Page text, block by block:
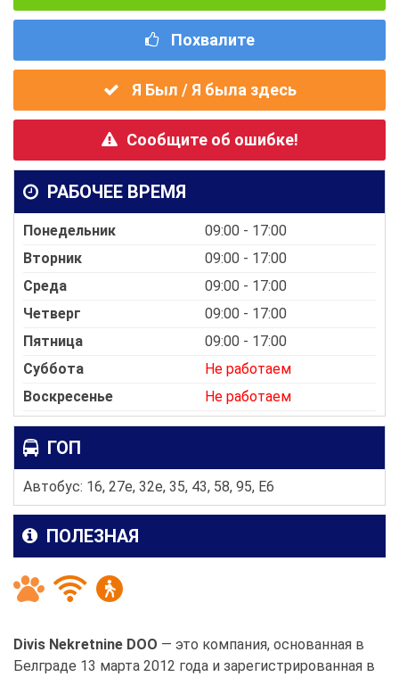
Похвалите
Я Был / Я была здесь
Сообщите об ошибке!
РАБОЧЕЕ ВРЕМЯ
Понедельник
09:00 - 17:00
Вторник
09:00 - 17:00
Среда
09:00 - 17:00
Четверг
09:00 - 17:00
Пятница
09:00 - 17:00
Суббота
Не работаем
Воскресенье
Не работаем
ГОП
Автобус: 16, 27e, 32e, 35, 43, 58, 95, E6
ПОЛЕЗНАЯ
Divis Nekretnine DOO — это компания, основанная в
Белграде 13 марта 2012 года и зарегистрированная в